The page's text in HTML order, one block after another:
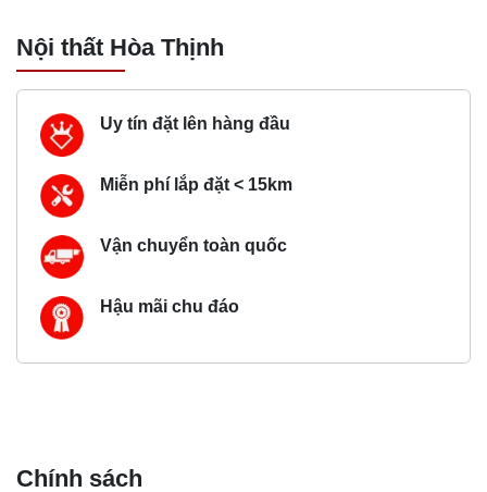
Nội thất Hòa Thịnh
Uy tín đặt lên hàng đầu
Miễn phí lắp đặt < 15km
Vận chuyển toàn quốc
Hậu mãi chu đáo
Chính sách